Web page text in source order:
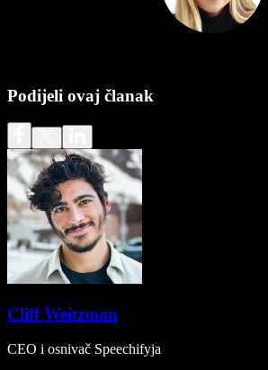
Podijeli ovaj članak
Cliff Weitzman
CEO i osnivač Speechifyja